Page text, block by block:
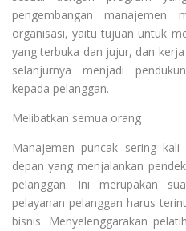
pengembangan manajemen
organisasi, yaitu tujuan untuk
yang terbuka dan jujur, dan
selanjurnya menjadi
kepada pelanggan.
Melibatkan semua orang
Manajemen puncak sering
depan yang menjalankan
pelanggan. Ini merupakan
pelayanan pelanggan harus
bisnis. Menyelenggarakan